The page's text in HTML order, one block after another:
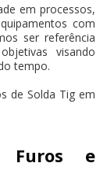
em processos,
com
ser referência
visando
tempo.
de Solda Tig em
Furos e